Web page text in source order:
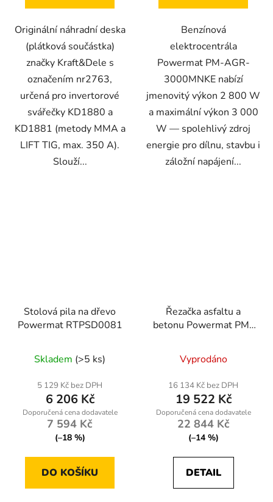
Originální náhradní deska
(plátková součástka)
značky Kraft&Dele s
označením nr2763,
určená pro invertorové
svářečky KD1880 a
KD1881 (metody MMA a
LIFT TIG, max. 350 A).
Slouží...
Benzínová
elektrocentrála
Powermat PM-AGR-
3000MNKE nabízí
jmenovitý výkon 2 800 W
a maximální výkon 3 000
W — spolehlivý zdroj
energie pro dílnu, stavbu i
záložní napájení...
Stolová pila na dřevo
Powermat RTPSD0081
Skladem (>5 ks)
5 129 Kč bez DPH
6 206 Kč
7 594 Kč
(–18 %)
DO KOŠÍKU
Řezačka asfaltu a
betonu Powermat PM-
GX160
Vyprodáno
16 134 Kč bez DPH
19 522 Kč
22 844 Kč
(–14 %)
DETAIL